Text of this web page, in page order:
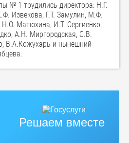
№ 1 трудились директора: Н.Г.
Извекова, Г.Т. Замулин, М.Ф.
Матюхина, И.Т. Сергиенко,
А.Н. Миргородская, С.В.
В.А.Кожухарь и нынешний
Решаем вместе